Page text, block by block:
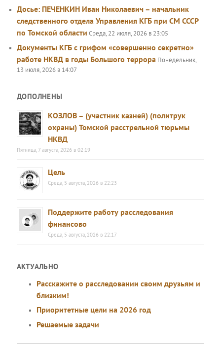
Досье: ПЕЧЕНКИН Иван Николаевич – начальник
следственного отдела Управления КГБ при СМ СССР
по Томской области Среда, 22 июля, 2026 в 23:05
Документы КГБ с грифом «совершенно секретно»
работе НКВД в годы Большого террора Понедельник,
13 июля, 2026 в 14:07
ДОПОЛНЕНЫ
КОЗЛОВ – (участник казней) (политрук
охраны) Томской расстрельной тюрьмы
НКВД
Пятница, 7 августа, 2026 в 02:19
Цель
Среда, 5 августа, 2026 в 22:23
Поддержите работу расследования
финансово
Среда, 5 августа, 2026 в 22:17
АКТУАЛЬНО
Расскажите о расследовании своим друзьям и
близким!
Приоритетные цели на 2026 год
Решаемые задачи